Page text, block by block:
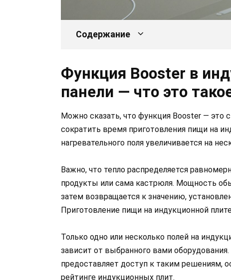
Содержание
Функция Booster в
панели — что это
Можно сказать, что функция Booster — это
сократить время приготовления пищи на
нагревательного поля увеличивается на
Важно, что тепло распределяется
продукты или сама кастрюля. Мощность
затем возвращается к значению,
Приготовление пищи на индукционной
Только одно или несколько полей на
зависит от выбранного вами
предоставляет доступ к таким решениям,
рейтинге индукционных плит.